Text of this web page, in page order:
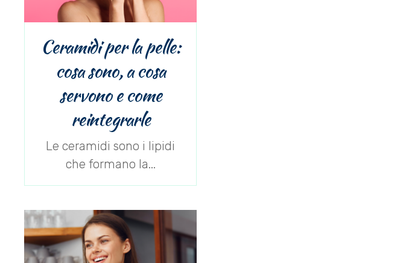
Ceramidi per la pelle:
cosa sono, a cosa
servono e come
reintegrarle
Le ceramidi sono i lipidi
che formano la...